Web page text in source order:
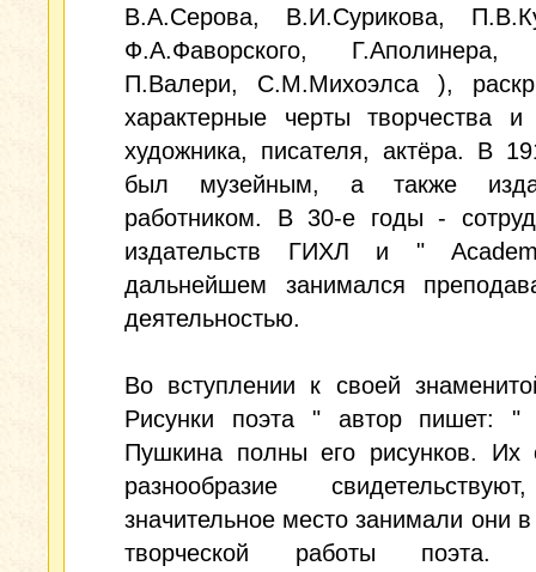
В.А.Серова, В.И.Сурикова,
Ф.А.Фаворского, Г.Аполинера,
П.Валери, С.М.Михоэлса ),
характерные черты творчества и
художника, писателя, актёра. В
был музейным, а также
работником. В 30-е годы -
издательств ГИХЛ и "
дальнейшем занимался
деятельностью.
Во вступлении к своей
Рисунки поэта " автор пишет: "
Пушкина полны его рисунков. Их
разнообразие
значительное место занимали они
творческой работы поэта.